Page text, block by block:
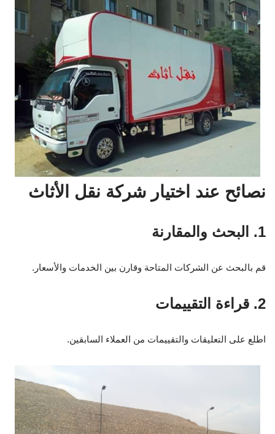
نصائح عند اختيار شركة نقل الأثاث
1. البحث والمقارنة
قم بالبحث عن الشركات المتاحة وقارن بين الخدمات والأسعار.
2. قراءة التقييمات
اطلع على التعليقات والتقييمات من العملاء السابقين.